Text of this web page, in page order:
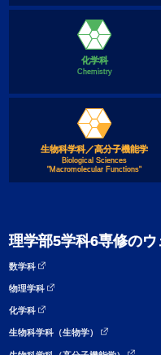
化学科
Chemistry
生物科学科／高分子機能学
Biological Sciences
"Macromolecular Functions"
理学部5学科6専修のウ
数学科
物理学科
化学科
生物科学科（生物学）